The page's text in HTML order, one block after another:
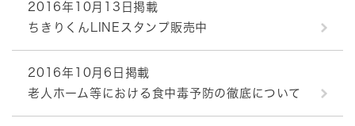
2016年10月13日掲載
ちきりくんLINEスタンプ販売中
2016年10月6日掲載
老人ホーム等における食中毒予防の徹底について